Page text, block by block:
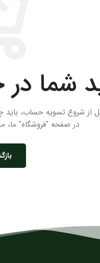
شما
از شروع تسویه حساب،
در صفحه "فروشگاه"